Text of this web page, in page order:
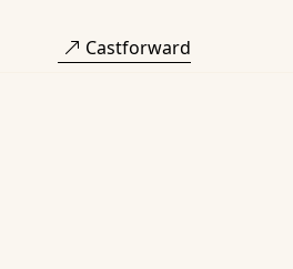
Castforward